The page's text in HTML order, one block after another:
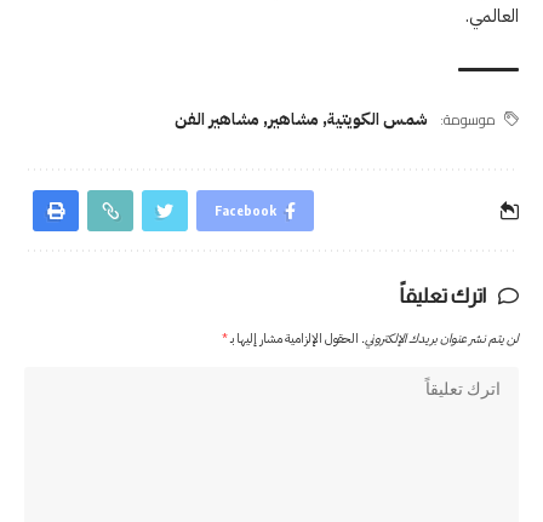
العالمي.
موسومة: شمس الكويتية, مشاهير, مشاهير الفن
Facebook
اترك تعليقاً
لن يتم نشر عنوان بريدك الإلكتروني. الحقول الإلزامية مشار إليها بـ*